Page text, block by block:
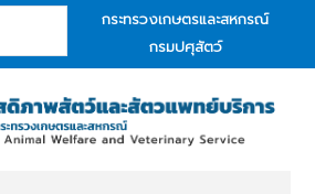
กระทรวงเกษตรและสหกรณ์
กรมปศุสัตว์